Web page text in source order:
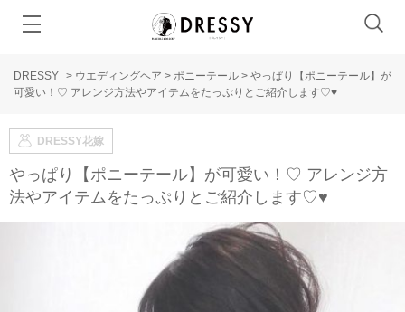
DRESSY > ウエディングヘア > ポニーテール > やっぱり【ポニーテール】が
可愛い！♡ アレンジ方法やアイテムをたっぷりとご紹介します♡♥
DRESSY花嫁
やっぱり【ポニーテール】が可愛い！♡ アレンジ方
法やアイテムをたっぷりとご紹介します♡♥